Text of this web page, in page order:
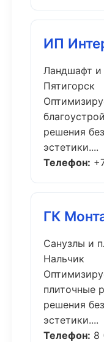
ИП
Ландшафт и
Пятигорск
решения
эстетики....
Телефон:
ГК
Санузлы и
Нальчик
плиточные
решения
эстетики....
Телефон: 8